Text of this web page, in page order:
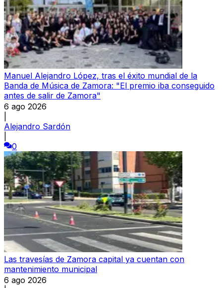
Manuel Alejandro López, tras el éxito mundial de la
Banda de Música de Zamora: "El premio iba conseguido
antes de salir de Zamora"
6 ago 2026
Alejandro Sardón
0
Las travesías de Zamora capital ya cuentan con
mantenimiento municipal
6 ago 2026